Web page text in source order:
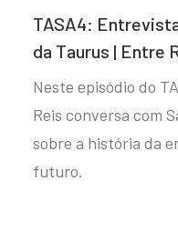
TASA4:
da Taurus | Entre
Neste episódio do
Reis conversa com
sobre a história da
futuro.